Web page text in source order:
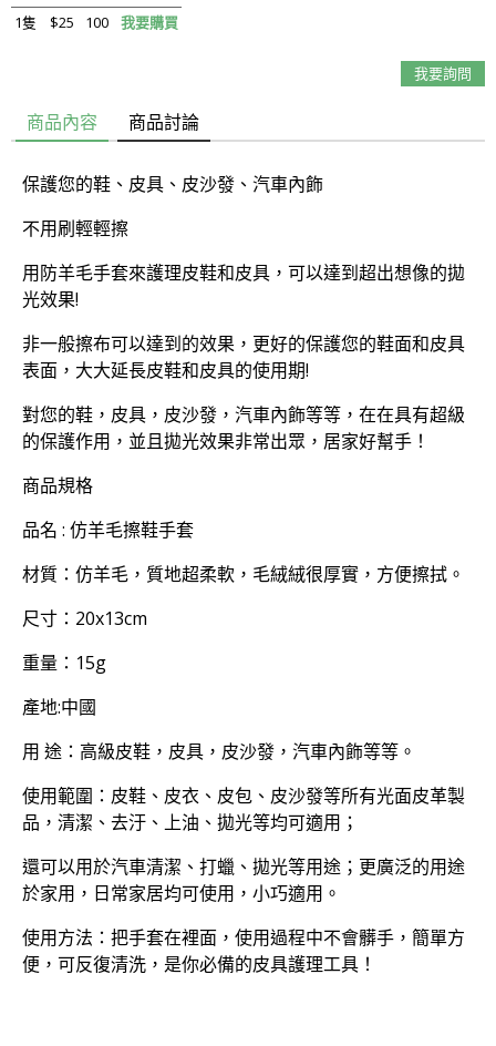
1隻
$25 100 我要購買
我要詢問
商品內容 商品討論
保護您的鞋、皮具、皮沙發、汽車內飾
不用刷輕輕擦
用防羊毛手套來護理皮鞋和皮具，可以達到超出想像的拋
光效果!
非一般擦布可以達到的效果，更好的保護您的鞋面和皮具
表面，大大延長皮鞋和皮具的使用期!
對您的鞋，皮具，皮沙發，汽車內飾等等，在在具有超級
的保護作用，並且拋光效果非常出眾，居家好幫手！
商品規格
品名 : 仿羊毛擦鞋手套
材質：仿羊毛，質地超柔軟，毛絨絨很厚實，方便擦拭。
尺寸：20x13cm
重量：15g
產地:中國
用 途：高級皮鞋，皮具，皮沙發，汽車內飾等等。
使用範圍：皮鞋、皮衣、皮包、皮沙發等所有光面皮革製
品，清潔、去汙、上油、拋光等均可適用；
還可以用於汽車清潔、打蠟、拋光等用途；更廣泛的用途
於家用，日常家居均可使用，小巧適用。
使用方法：把手套在裡面，使用過程中不會髒手，簡單方
便，可反復清洗，是你必備的皮具護理工具！